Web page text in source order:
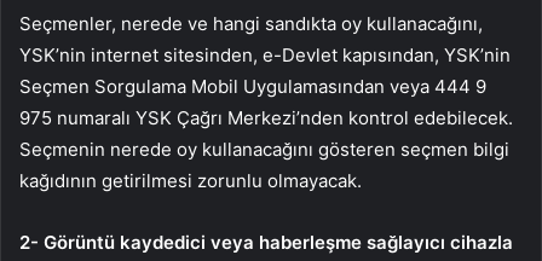
Seçmenler, nerede ve hangi sandıkta oy kullanacağını,
YSK’nin internet sitesinden, e-Devlet kapısından, YSK’nin
Seçmen Sorgulama Mobil Uygulamasından veya 444 9
975 numaralı YSK Çağrı Merkezi’nden kontrol edebilecek.
Seçmenin nerede oy kullanacağını gösteren seçmen bilgi
kağıdının getirilmesi zorunlu olmayacak.
2- Görüntü kaydedici veya haberleşme sağlayıcı cihazla